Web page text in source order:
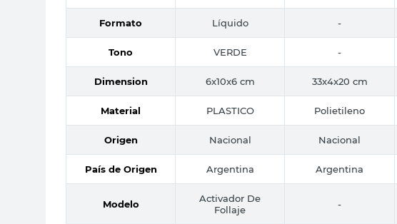
Formato Líquido -
Tono VERDE -
Dimension 6x10x6 cm 33x4x20 cm
Material PLASTICO Polietileno
Origen Nacional Nacional
País de Origen Argentina Argentina
Modelo
Activador De
Follaje
-